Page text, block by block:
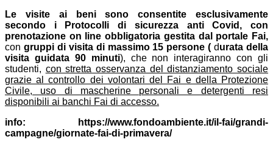
Le visite ai beni sono consentite esclusivamente
secondo i Protocolli di sicurezza anti Covid, con
prenotazione on line obbligatoria gestita dal portale Fai,
con gruppi di visita di massimo 15 persone ( durata della
visita guidata 90 minuti), che non interagiranno con gli
studenti, con stretta osservanza del distanziamento sociale
grazie al controllo dei volontari del Fai e della Protezione
Civile, uso di mascherine personali e detergenti resi
disponibili ai banchi Fai di accesso.
info:
https://www.fondoambiente.it/il-fai/grandi-
campagne/giornate-fai-di-primavera/